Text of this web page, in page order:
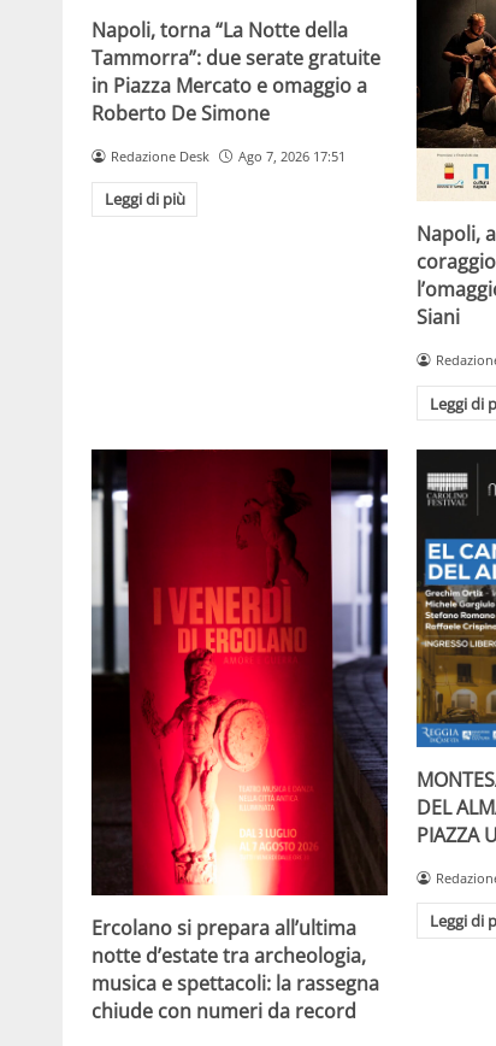
Napoli, torna “La Notte della
Tammorra”: due serate gratuite
in Piazza Mercato e omaggio a
Roberto De Simone
Redazione Desk Ago 7, 2026 17:51
Leggi di più
Napoli,
Siani
Leggi di
Ercolano si prepara all’ultima
notte d’estate tra archeologia,
musica e spettacoli: la rassegna
chiude con numeri da record
DEL
PIAZZA
Leggi di